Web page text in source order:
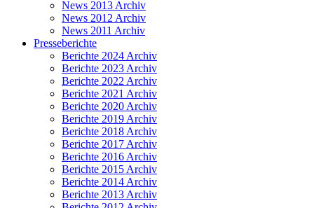
News 2013 Archiv
News 2012 Archiv
News 2011 Archiv
Presseberichte
Berichte 2024 Archiv
Berichte 2023 Archiv
Berichte 2022 Archiv
Berichte 2021 Archiv
Berichte 2020 Archiv
Berichte 2019 Archiv
Berichte 2018 Archiv
Berichte 2017 Archiv
Berichte 2016 Archiv
Berichte 2015 Archiv
Berichte 2014 Archiv
Berichte 2013 Archiv